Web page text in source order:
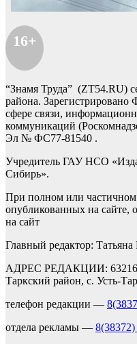
16+
“Знамя Труда” (ZT54.RU)
района. Зарегистрировано
сфере связи,
коммуникаций
Эл № ФС77-81540 .
Учредитель ГАУ НСО
Сибирь».
При полном или частичном
опубликованных на сайте,
на сайт
Главный редактор:
АДРЕС РЕДАКЦИИ: 632161,
Таркский район, с. Усть-
телефон редакции —
отдела рекламы —